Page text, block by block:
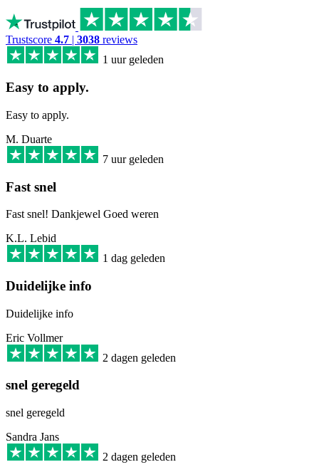
Trustscore 4.7 | 3038 reviews
1 uur geleden
Easy to apply.
Easy to apply.
M. Duarte
7 uur geleden
Fast snel
Fast snel! Dankjewel Goed weren
K.L. Lebid
1 dag geleden
Duidelijke info
Duidelijke info
Eric Vollmer
2 dagen geleden
snel geregeld
snel geregeld
Sandra Jans
2 dagen geleden